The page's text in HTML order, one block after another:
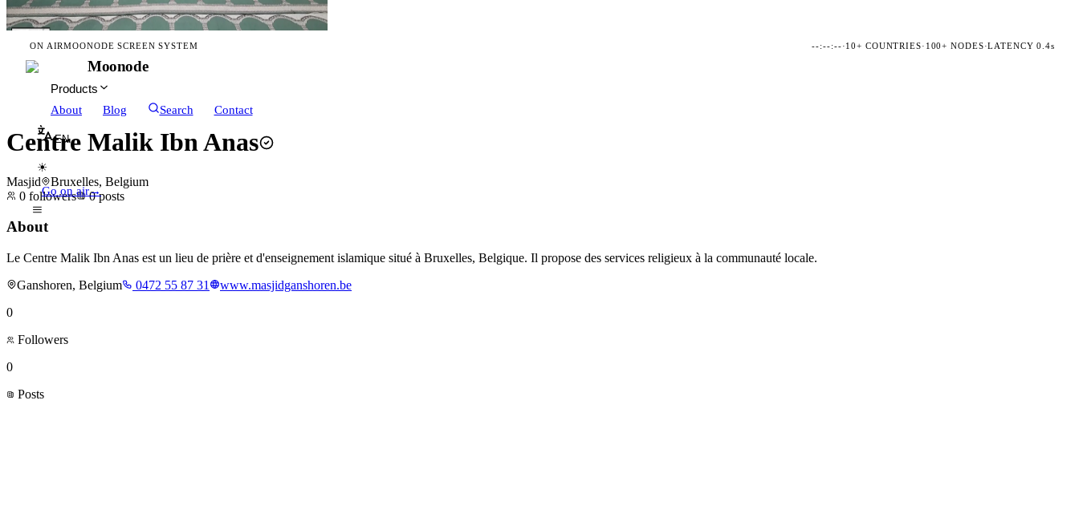
ON AIRMOONODE SCREEN SYSTEM --:--:--·10+ COUNTRIES· 100+ NODES·LATENCY 0.4s
Moonode
Products
About
Blog Search Contact
EN
☀
Go on air→
Centre Malik Ibn Anas
Masjid
Bruxelles, Belgium
0 followers 0 posts
About
Le Centre Malik Ibn Anas est un lieu de prière et d'enseignement islamique situé à Bruxelles, Belgique. Il propose des services religieux à la communauté locale.
Ganshoren, Belgium
0472 55 87 31
www.masjidganshoren.be
0
Followers
0
Posts